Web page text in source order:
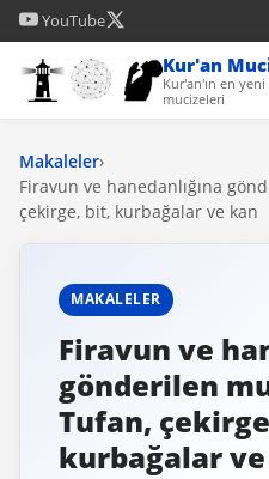
YouTube
Kur'an
Kur'an'ın en
mucizeleri
Makaleler›
Firavun ve hanedanlığına
çekirge, bit, kurbağalar ve kan
MAKALELER
Firavun ve
gönderilen
Tufan,
kurbağalar